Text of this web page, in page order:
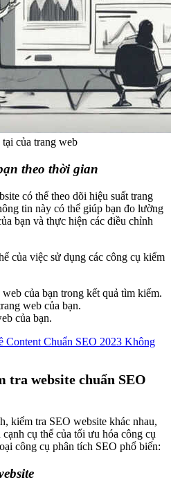
của trang web
theo thời gian
có thể theo dõi hiệu suất trang
tin này có thể giúp bạn đo lường
bạn và thực hiện các điều chỉnh
của việc sử dụng các công cụ kiểm
của bạn trong kết quả tìm kiếm.
web của bạn.
của bạn.
Content Chuẩn SEO 2023 Không
tra website chuẩn SEO
kiểm tra SEO website khác nhau,
cụ thể của tối ưu hóa công cụ
công cụ phân tích SEO phổ biến: